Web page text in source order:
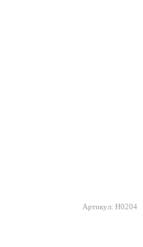
Артикул: H0204